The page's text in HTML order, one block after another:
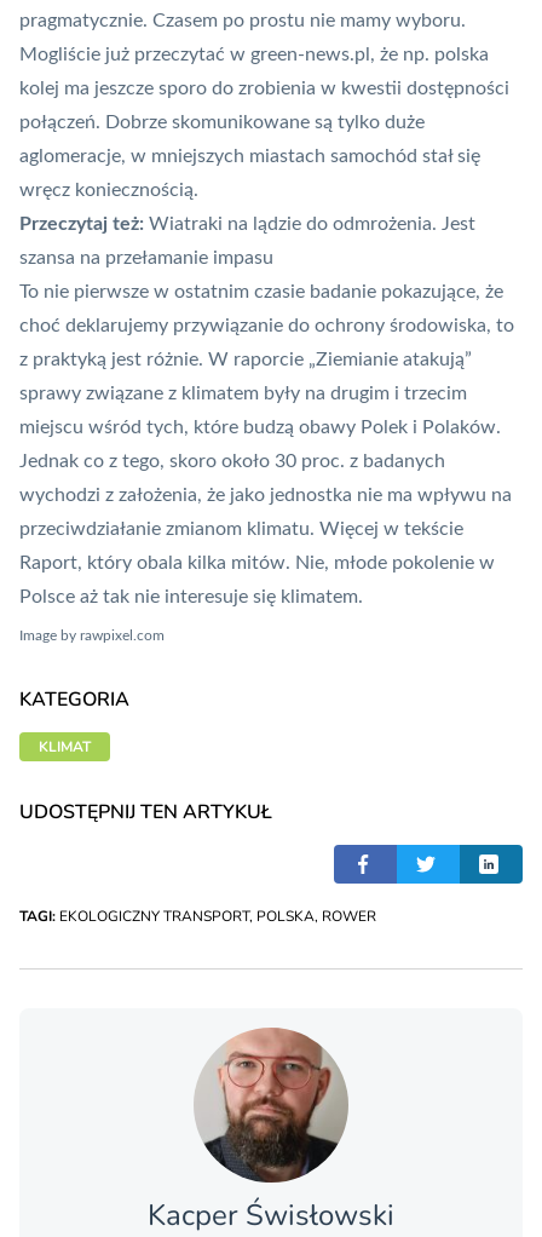
pragmatycznie. Czasem po prostu nie mamy wyboru.
Mogliście już przeczytać w green-news.pl, że np. polska
kolej ma jeszcze sporo do zrobienia w kwestii dostępności
połączeń. Dobrze skomunikowane są tylko duże
aglomeracje, w mniejszych miastach samochód stał się
wręcz koniecznością.
Przeczytaj też: Wiatraki na lądzie do odmrożenia. Jest
szansa na przełamanie impasu
To nie pierwsze w ostatnim czasie badanie pokazujące, że
choć deklarujemy przywiązanie do ochrony środowiska, to
z praktyką jest różnie. W raporcie „Ziemianie atakują”
sprawy związane z klimatem były na drugim i trzecim
miejscu wśród tych, które budzą obawy Polek i Polaków.
Jednak co z tego, skoro około 30 proc. z badanych
wychodzi z założenia, że jako jednostka nie ma wpływu na
przeciwdziałanie zmianom klimatu. Więcej w tekście
Raport, który obala kilka mitów. Nie, młode pokolenie w
Polsce aż tak nie interesuje się klimatem.
Image by rawpixel.com
KATEGORIA
KLIMAT
UDOSTĘPNIJ TEN ARTYKUŁ
TAGI: EKOLOGICZNY TRANSPORT, POLSKA, ROWER
Kacper Świsło­wski